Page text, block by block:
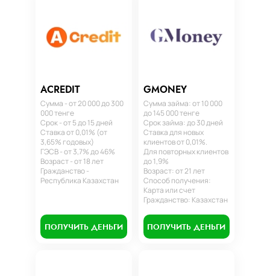
ACREDIT
Сумма - от 20 000 до 300
000 тенге
Срок - от 5 до 15 дней
Ставка от 0,01% (от
3,65% годовых)
ГЭСВ - от 3,7% до 46%
Возраст - от 18 лет
Гражданство -
Республика Казахстан
ПОЛУЧИТЬ ДЕНЬГИ
GMONEY
Сумма займа: от 10 000
до 145 000 тенге
Срок займа: до 30 дней
Ставка для новых
клиентов от 0,01%.
Для повторных клиентов
до 1,9%
Возраст: от 21 лет
Способ получения:
Карта или счет
Гражданство: Казахстан
ПОЛУЧИТЬ ДЕНЬГИ